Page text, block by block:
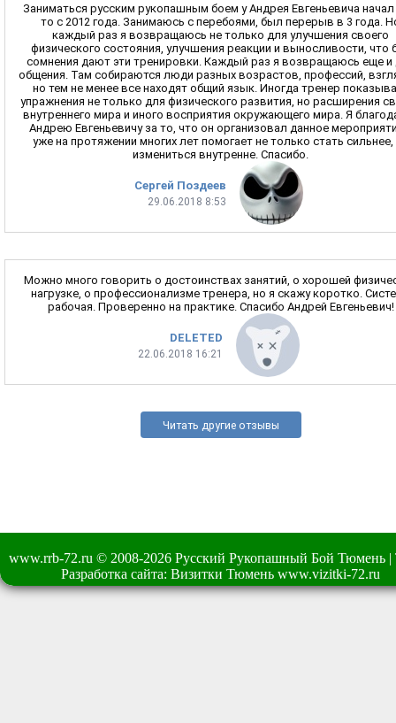
Сергей Поздеев
29.06.2018 8:53
Заниматься русским рукопашным боем у Андрея Евгеньевича начал
то с 2012 года. Занимаюсь с перебоями, был перерыв в 3 года.
каждый раз я возвращаюсь не только для улучшения своего
физического состояния, улучшения реакции и выносливости, что
сомнения дают эти тренировки. Каждый раз я возвращаюсь еще и
общения. Там собираются люди разных возрастов, профессий,
но тем не менее все находят общий язык. Иногда тренер
упражнения не только для физического развития, но расширения
внутреннего мира и иного восприятия окружающего мира. Я
Андрею Евгеньевичу за то, что он организовал данное
уже на протяжении многих лет помогает не только стать сильнее,
измениться внутренне. Спасибо.
DELETED
22.06.2018 16:21
Можно много говорить о достоинствах занятий, о хорошей
нагрузке, о профессионализме тренера, но я скажу коротко.
рабочая. Проверенно на практике. Спасибо Андрей Евгеньевич!
Читать другие отзывы
www.rrb-72.ru © 2008-2026 Русский Рукопашный Бой Тюмень |
Разработка сайта: Визитки Тюменьwww.vizitki-72.ru